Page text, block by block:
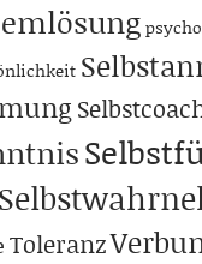
Toleranz